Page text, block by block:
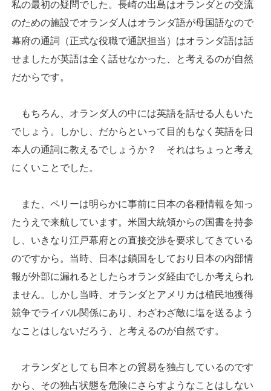
私の最初の疑問でした。長崎の出島はオランダとの交流
のための施設でオランダ人はオランダ語が母国語なので
幕府の通詞（正式な役職で通訳担当）はオランダ語は話
せましたが英語は全く話せなかった、と考えるのが自然
だからです。
もちろん、オランダ人の中には英語を話せる人もいた
でしょう。しかし、だからといって目的もなく英語を日
本人の通詞に教えるでしょうか？ それはちょっと考え
にくいことでした。
また、ペリーは明らかに事前に日本の各種情報を知っ
たうえで来航しています。米国大統領からの国書を持参
し、いきなり江戸幕府との直接交渉を要求してきている
のですから。当時、日本は鎖国をしており日本の内部情
報が外部に漏れるとしたらオランダ経由でしか考えられ
ません。しかし当時、オランダとアメリカは植民地獲得
競争でライバル関係にあり、わざわざ敵に塩を送るよう
なことはしないだろう、と考えるのが自然です。
オランダとしても日本との貿易を独占しているのです
から、その独占状態を危険にさらすようなことはしない